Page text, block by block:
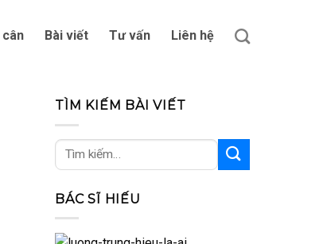
cân Bài viết Tư vấn Liên hệ
TÌM KIẾM BÀI VIẾT
BÁC SĨ HIẾU